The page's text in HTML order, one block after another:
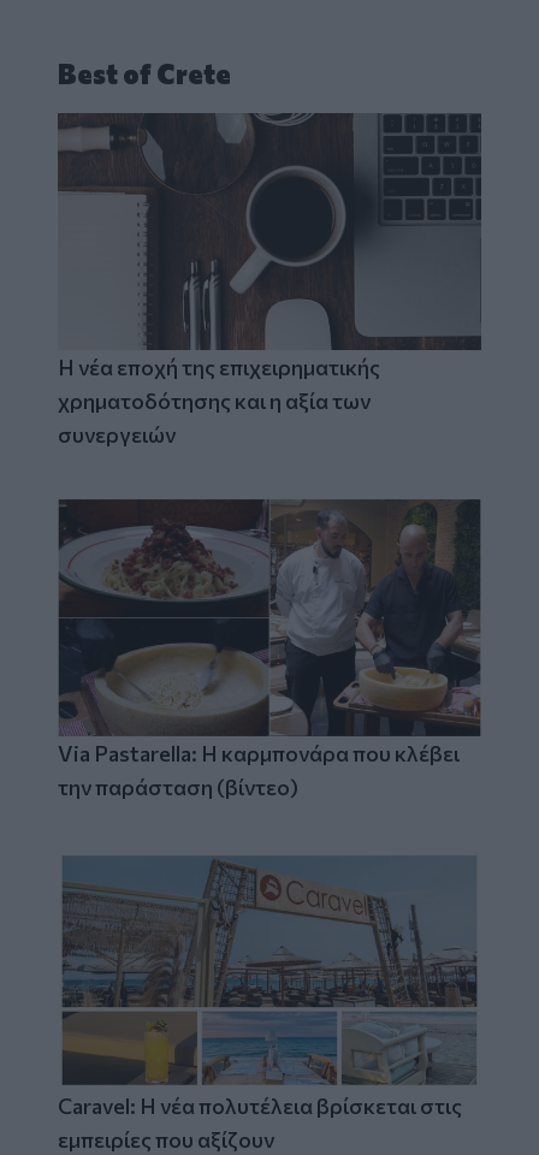
Best of Crete
Η νέα εποχή της επιχειρηματικής
χρηματοδότησης και η αξία των
συνεργειών
Via Pastarella: Η καρμπονάρα που κλέβει
την παράσταση (βίντεο)
Caravel: Η νέα πολυτέλεια βρίσκεται στις
εμπειρίες που αξίζουν